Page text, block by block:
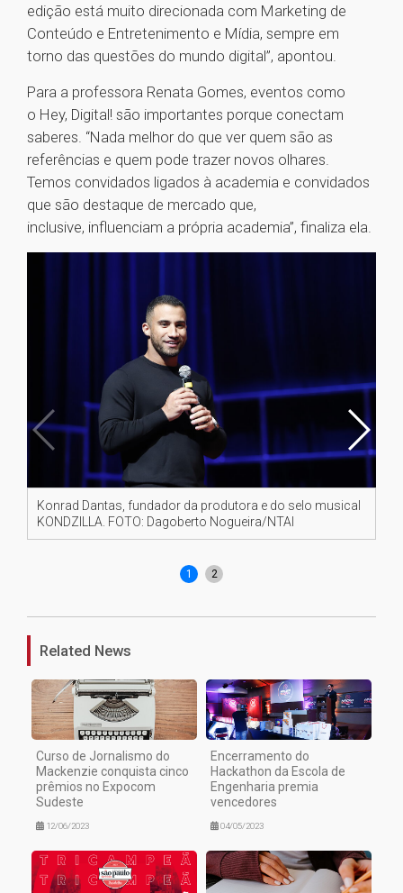
edição está muito direcionada com Marketing de
Conteúdo e Entretenimento e Mídia, sempre em
torno das questões do mundo digital”, apontou.
Para a professora Renata Gomes, eventos como
o Hey, Digital! são importantes porque conectam
saberes. “Nada melhor do que ver quem são as
referências e quem pode trazer novos olhares.
Temos convidados ligados à academia e convidados
que são destaque de mercado que,
inclusive, influenciam a própria academia”, finaliza ela.
Konrad Dantas, fundador da produtora e do selo musical
KONDZILLA. FOTO: Dagoberto Nogueira/NTAI
1 2
Related News
Curso de Jornalismo do
Mackenzie conquista cinco
prêmios no Expocom
Sudeste
12/06/2023
Encerramento do
Hackathon da Escola de
Engenharia premia
vencedores
04/05/2023